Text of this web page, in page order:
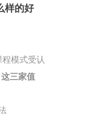
样的好
模式受认
三家值